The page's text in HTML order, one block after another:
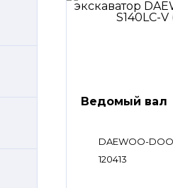
Ведомый вал
DAEWOO-
120413